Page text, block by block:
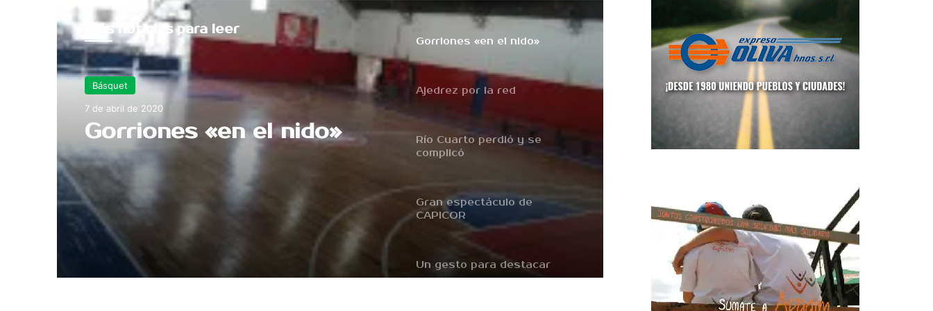
Más noticias para leer
Básquet
7 de abril de 2020
Gorriones «en el nido»
Gorriones «en el nido»
Ajedrez por la red
Río Cuarto perdió y se
complicó
Gran espectáculo de
CAPICOR
Un gesto para destacar